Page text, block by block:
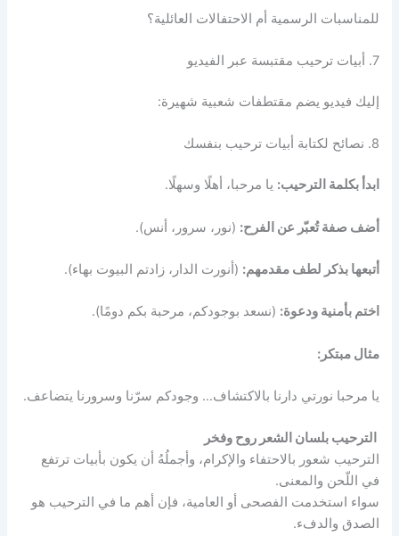
للمناسبات الرسمية أم الاحتفالات العائلية؟
7. أبيات ترحيب مقتبسة عبر الفيديو
إليك فيديو يضم مقتطفات شعبية شهيرة:
8. نصائح لكتابة أبيات ترحيب بنفسك
ابدأ بكلمة الترحيب: يا مرحبا، أهلًا وسهلًا.
أضف صفة تُعبّر عن الفرح: (نور، سرور، أنس).
أتبعها بذكر لطف مقدمهم: (أنورت الدار، زادتم البيوت بهاء).
اختم بأمنية ودعوة: (نسعد بوجودكم، مرحبة بكم دومًا).
مثال مبتكر:
يا مرحبا نورتي دارنا بالاكتشاف… وجودكم سرّنا وسرورنا يتضاعف.
الترحيب بلسان الشعر روح وفخر
الترحيب شعور بالاحتفاء والإكرام، وأجملُهُ أن يكون بأبيات ترتفع
في اللّحن والمعنى.
سواء استخدمت الفصحى أو العامية، فإن أهم ما في الترحيب هو
الصدق والدفء.